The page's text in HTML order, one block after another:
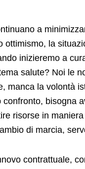
a
ottimismo, la
inizieremo a
salute? Noi le
manca la volontà
confronto, bisogna
risorse in
di marcia,
contrattuale,